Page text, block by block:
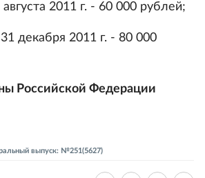
2011 г. - 60 000 рублей;
декабря 2011 г. - 80 000
Российской Федерации
выпуск: №251(5627)